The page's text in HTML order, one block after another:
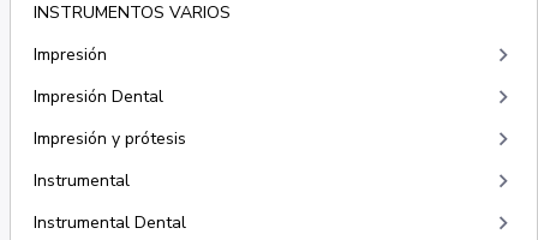
INSTRUMENTOS VARIOS
Impresión
keyboard_arrow_right
Impresión Dental keyboard_arrow_right
Impresión y prótesis keyboard_arrow_right
Instrumental keyboard_arrow_right
Instrumental Dental keyboard_arrow_right